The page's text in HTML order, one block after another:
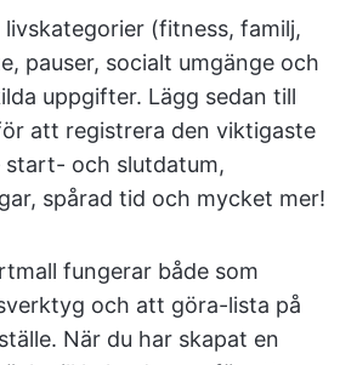
livskategorier (fitness, familj,
pauser, socialt umgänge och
uppgifter. Lägg sedan till
att registrera den viktigaste
start- och slutdatum,
spårad tid och mycket mer!
fungerar både som
och att göra-lista på
När du har skapat en